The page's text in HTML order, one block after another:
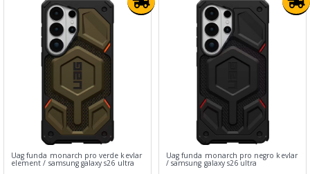
Uag funda monarch pro verde kevlar
element / samsung galaxy s26 ultra
Uag funda monarch pro negro kevlar
/ samsung galaxy s26 ultra